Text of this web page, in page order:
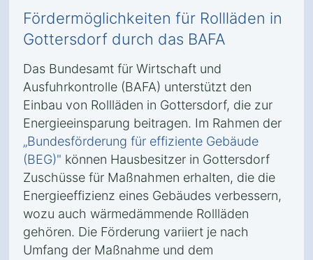
Fördermöglichkeiten für Rollläden in
Gottersdorf durch das BAFA
Das Bundesamt für Wirtschaft und
Ausfuhrkontrolle (BAFA) unterstützt den
Einbau von Rollläden in Gottersdorf, die zur
Energieeinsparung beitragen. Im Rahmen der
„Bundesförderung für effiziente Gebäude
(BEG)" können Hausbesitzer in Gottersdorf
Zuschüsse für Maßnahmen erhalten, die die
Energieeffizienz eines Gebäudes verbessern,
wozu auch wärmedämmende Rollläden
gehören. Die Förderung variiert je nach
Umfang der Maßnahme und dem